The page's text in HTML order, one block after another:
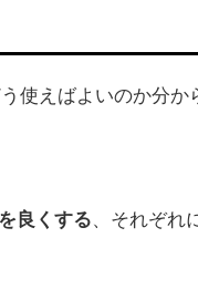
使えばよいのか分か
良くする、それぞれ